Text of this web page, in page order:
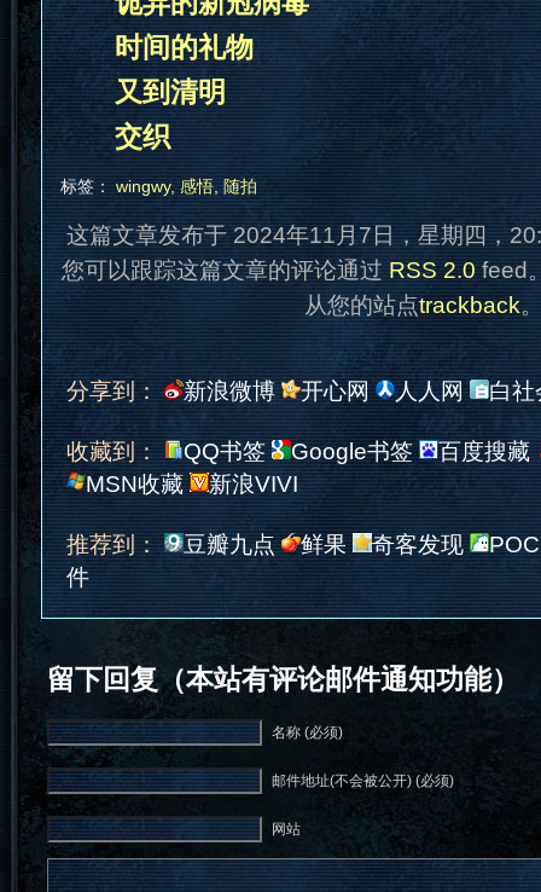
时间的礼物
又到清明
交织
标签： wingwy, 感悟,随拍
这篇文章发布于 2024年11月7日，星期四，
您可以跟踪这篇文章的评论通过 RSS 2.0 feed
从您的站点trackback
分享到： 新浪微博 开心网 人人网 白社
收藏到： QQ书签 Google书签
百度搜藏
MSN收藏
新浪VIVI
推荐到： 豆瓣九点 鲜果 奇客发现
件
留下回复（本站有评论邮件通知功能）
名称 (必须)
邮件地址(不会被公开) (必须)
网站